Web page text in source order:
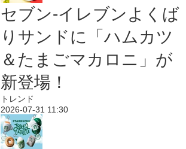
セブン‐イレブンよくば
りサンドに「ハムカツ
＆たまごマカロニ」が
新登場！
トレンド
2026-07-31 11:30